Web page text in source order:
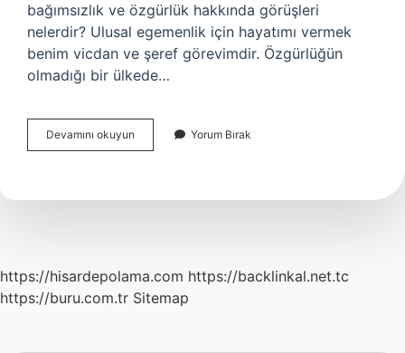
bağımsızlık ve özgürlük hakkında görüşleri
nelerdir? Ulusal egemenlik için hayatımı vermek
benim vicdan ve şeref görevimdir. Özgürlüğün
olmadığı bir ülkede…
Devamını okuyun Özgürlük
Ve
Karakterimdir
Yorum Bırak
https://hisardepolama.com https://backlinkal.net.tc
https://buru.com.tr Sitemap